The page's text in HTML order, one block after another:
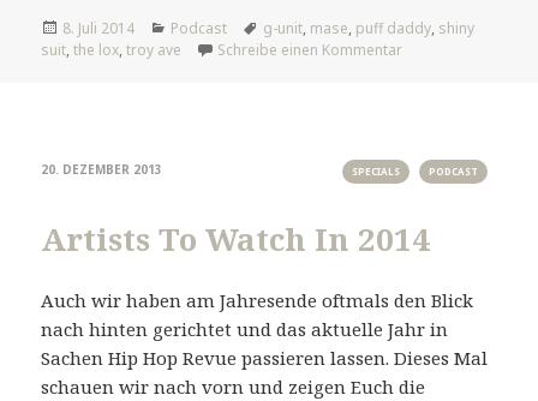
Veröffentlicht
am
8. Juli 2014 Kategorien
Podcast Tags
g-unit, mase, puff daddy, shiny
suit,the lox,troy ave Schreibe einen Kommentarzu Your Style
20. DEZEMBER 2013 PODCAST
SPECIALS
Artists To Watch In 2014
Auch wir haben am Jahresende oftmals den Blick
nach hinten gerichtet und das aktuelle Jahr in
Sachen Hip Hop Revue passieren lassen. Dieses Mal
schauen wir nach vorn und zeigen Euch die